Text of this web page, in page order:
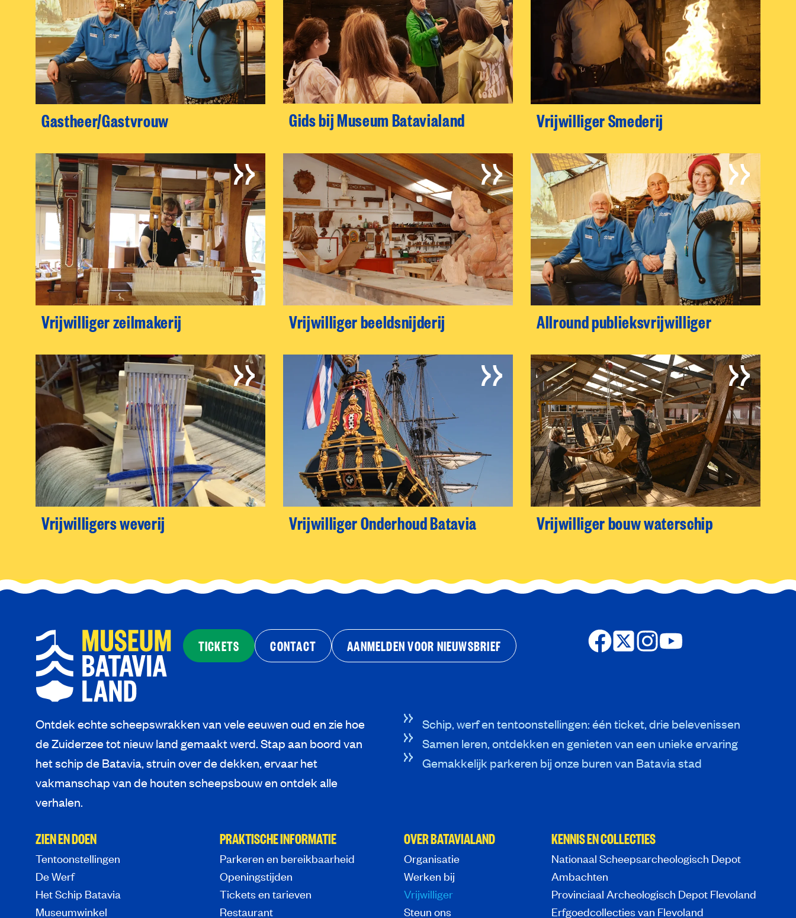
Gastheer/Gastvrouw Gids bij Museum Batavialand Vrijwilliger Smederij
Vrijwilliger zeilmakerij Vrijwilliger beeldsnijderij Allround publieksvrijwilliger
Vrijwilligers weverij Vrijwilliger Onderhoud Batavia Vrijwilliger bouw waterschip
TICKETS CONTACT AANMELDEN VOOR NIEUWSBRIEF
Ontdek echte scheepswrakken van vele eeuwen oud en zie hoe
de Zuiderzee tot nieuw land gemaakt werd. Stap aan boord van
het schip de Batavia, struin over de dekken, ervaar het
vakmanschap van de houten scheepsbouw en ontdek alle
verhalen.
Schip, werf en tentoonstellingen: één ticket, drie belevenissen
Samen leren, ontdekken en genieten van een unieke ervaring
Gemakkelijk parkeren bij onze buren van Batavia stad
ZIEN EN DOEN
Tentoonstellingen
De Werf
Het Schip Batavia
Museumwinkel
PRAKTISCHE INFORMATIE
Parkeren en bereikbaarheid
Openingstijden
Tickets en tarieven
Restaurant
OVER BATAVIALAND
Organisatie
Werken bij
Vrijwilliger
Steun ons
KENNIS EN COLLECTIES
Nationaal Scheepsarcheologisch Depot
Ambachten
Provinciaal Archeologisch Depot Flevoland
Erfgoedcollecties van Flevoland